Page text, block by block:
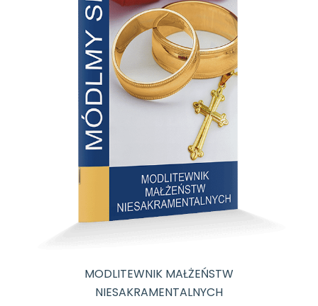
MODLITEWNIK MAŁŻEŃSTW
NIESAKRAMENTALNYCH